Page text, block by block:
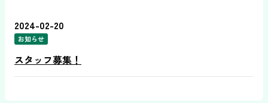
2024-02-20
お知らせ
スタッフ募集！